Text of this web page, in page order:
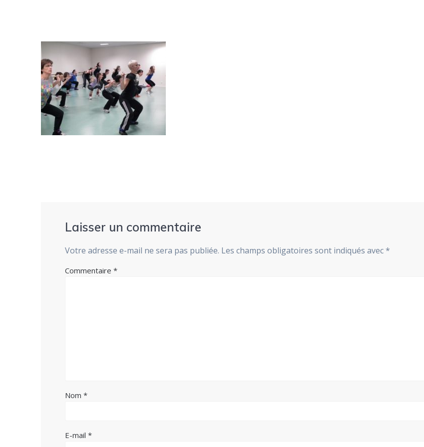
Laisser un commentaire
Votre adresse e-mail ne sera pas publiée. Les champs obligatoires sont indiqués avec*
Commentaire*
Nom*
E-mail*